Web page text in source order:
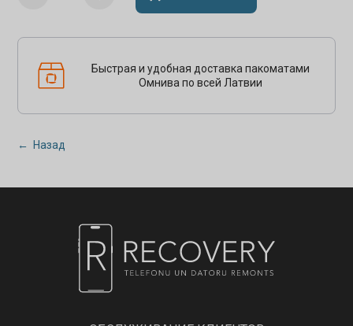
Быстрая и удобная доставка пакоматами
Омнива по всей Латвии
← Назад